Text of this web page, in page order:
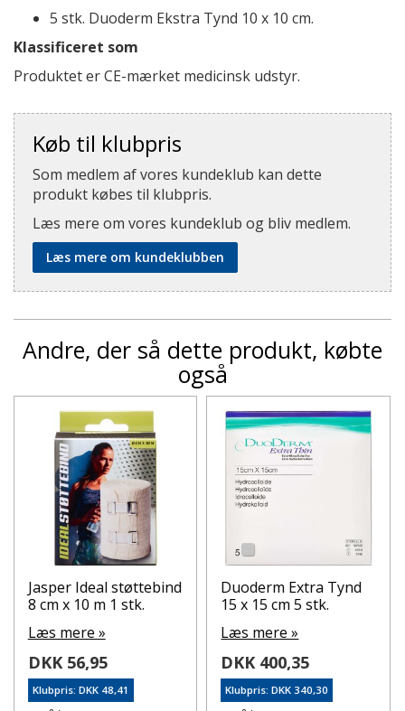
5 stk. Duoderm Ekstra Tynd 10 x 10 cm.
Klassificeret som
Produktet er CE-mærket medicinsk udstyr.
Køb til klubpris
Som medlem af vores kundeklub kan dette
produkt købes til klubpris.
Læs mere om vores kundeklub og bliv medlem.
Læs mere om kundeklubben
Andre, der så dette produkt, købte
også
Jasper Ideal støttebind
8 cm x 10 m 1 stk.
Læs mere »
DKK 56,95
Klubpris: DKK 48,41
Duoderm Extra Tynd
15 x 15 cm 5 stk.
Læs mere »
DKK 400,35
Klubpris: DKK 340,30